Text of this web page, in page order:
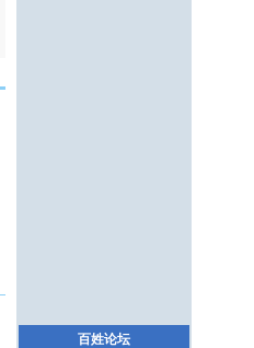
百姓论坛